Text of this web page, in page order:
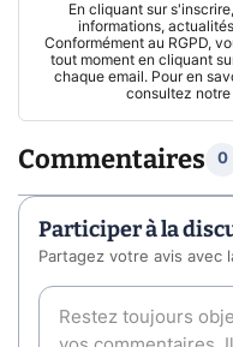
En cliquant sur
informations,
Conformément au RGPD,
tout moment en cliquant
chaque email. Pour en
consultez notre
Commentaires 0
Participer à la
Partagez votre avis avec